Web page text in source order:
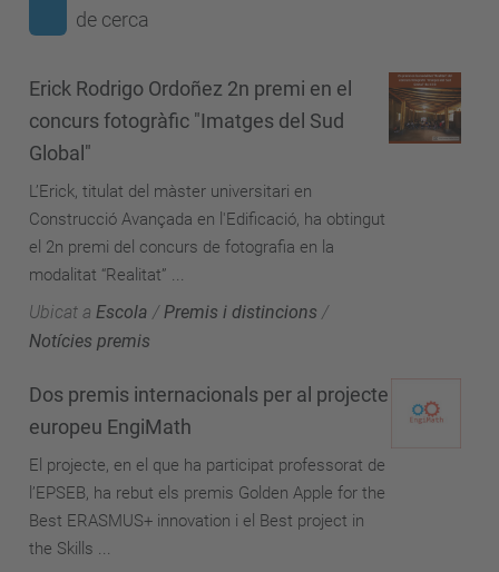
de cerca
Erick Rodrigo Ordoñez 2n premi en el
concurs fotogràfic "Imatges del Sud
Global"
L’Erick, titulat del màster universitari en
Construcció Avançada en l'Edificació, ha obtingut
el 2n premi del concurs de fotografia en la
modalitat “Realitat” ...
Ubicat a Escola / Premis i distincions /
Notícies premis
Dos premis internacionals per al projecte
europeu EngiMath
El projecte, en el que ha participat professorat de
l’EPSEB, ha rebut els premis Golden Apple for the
Best ERASMUS+ innovation i el Best project in
the Skills ...